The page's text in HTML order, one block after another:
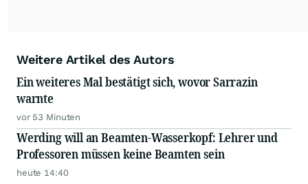
Weitere Artikel des Autors
Ein weiteres Mal bestätigt sich, wovor Sarrazin
warnte
vor 53 Minuten
Werding will an Beamten-Wasserkopf: Lehrer und
Professoren müssen keine Beamten sein
heute 14:40